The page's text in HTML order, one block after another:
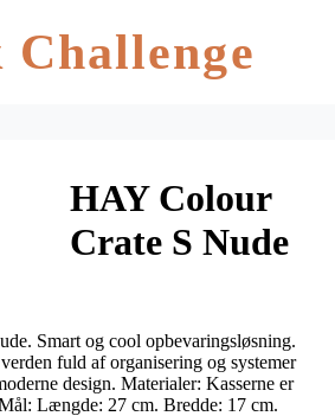
Challenge
HAY Colour
Crate S Nude
Smart og cool opbevaringsløsning.
fuld af organisering og systemer
design. Materialer: Kasserne er
Længde: 27 cm. Bredde: 17 cm.